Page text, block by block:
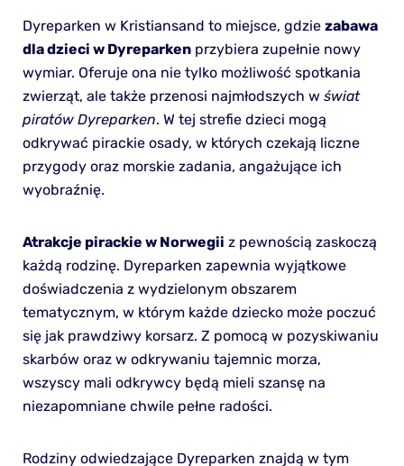
Dyreparken w Kristiansand to miejsce, gdzie zabawa
dla dzieci w Dyreparkenprzybiera zupełnie nowy
wymiar. Oferuje ona nie tylko możliwość spotkania
zwierząt, ale także przenosi najmłodszych w świat
piratów Dyreparken. W tej strefie dzieci mogą
odkrywać pirackie osady, w których czekają liczne
przygody oraz morskie zadania, angażujące ich
wyobraźnię.
Atrakcje pirackie w Norwegii z pewnością zaskoczą
każdą rodzinę. Dyreparken zapewnia wyjątkowe
doświadczenia z wydzielonym obszarem
tematycznym, w którym każde dziecko może poczuć
się jak prawdziwy korsarz. Z pomocą w pozyskiwaniu
skarbów oraz w odkrywaniu tajemnic morza,
wszyscy mali odkrywcy będą mieli szansę na
niezapomniane chwile pełne radości.
Rodziny odwiedzające Dyreparken znajdą w tym